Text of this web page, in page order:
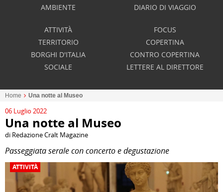
AMBIENTE
DIARIO DI VIAGGIO
ATTIVITÀ
TERRITORIO
BORGHI D'ITALIA
SOCIALE
FOCUS
COPERTINA
CONTRO COPERTINA
LETTERE AL DIRETTORE
Home Una notte al Museo
06 Luglio 2022
Una notte al Museo
di Redazione Cralt Magazine
Passeggiata serale con concerto e degustazione
ATTIVITÀ